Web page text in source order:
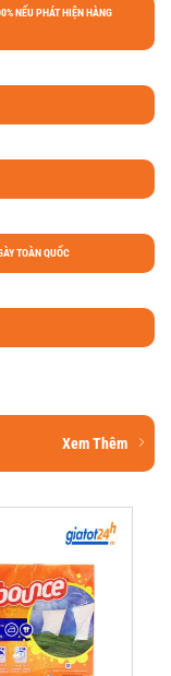
NẾU PHÁT HIỆN HÀNG
TOÀN QUỐC
Xem Thêm